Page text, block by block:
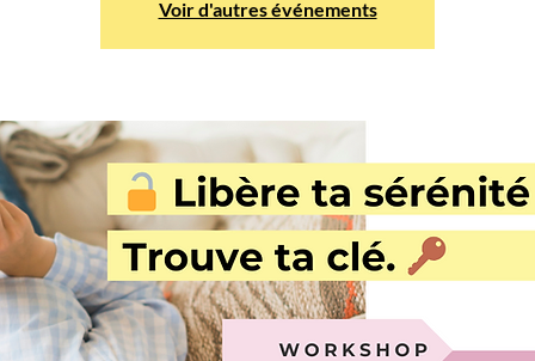
Voir d'autres événements